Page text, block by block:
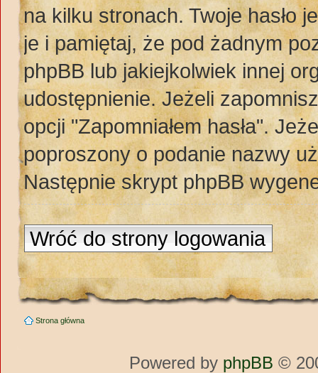
na kilku stronach. Twoje hasło
je i pamiętaj, że pod żadnym
phpBB lub jakiejkolwiek innej
udostępnienie. Jeżeli
opcji "Zapomniałem hasła".
poproszony o podanie nazwy
Następnie skrypt phpBB
Wróć do strony logowania
Strona główna
Powered by phpBB ©